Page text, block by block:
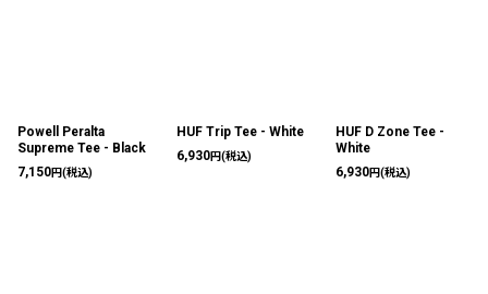
Powell Peralta
Supreme Tee - Black
7,150円(税込)
HUF Trip Tee - White
6,930円(税込)
HUF D Zone Tee -
White
6,930円(税込)